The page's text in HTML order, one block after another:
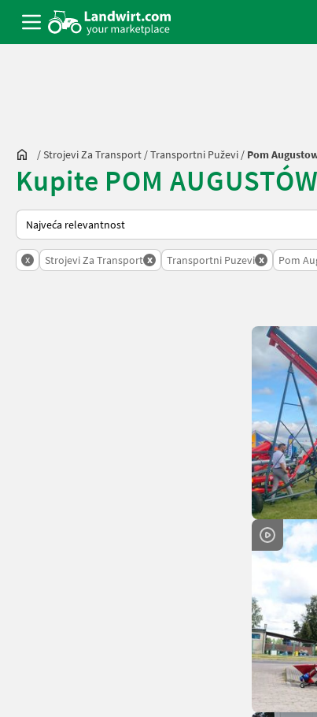
/Strojevi Za Transport /Transportni Puževi / Pom
Kupite POM
Način na koji sortira Landwirt.com
x Strojevi Za Transport x Transportni Puzevi x Pom